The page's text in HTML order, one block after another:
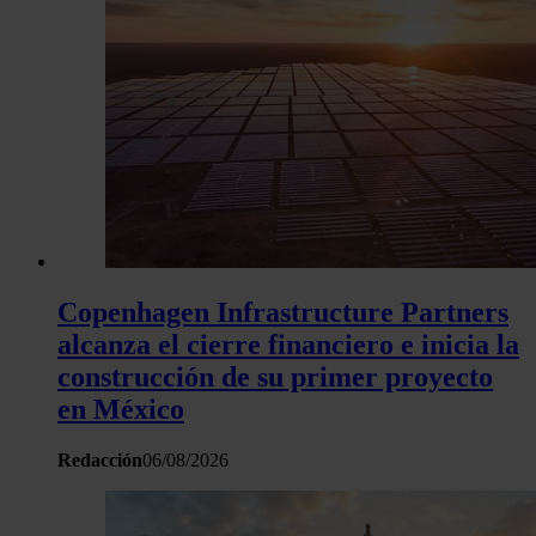
Copenhagen Infrastructure Partners
alcanza el cierre financiero e inicia la
construcción de su primer proyecto
en México
Redacción06/08/2026